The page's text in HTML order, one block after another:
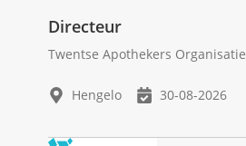
Directeur
Twentse Apothekers Organisatie
Hengelo 30-08-2026